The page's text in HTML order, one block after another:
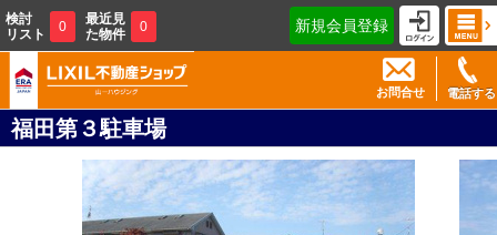
検討
リスト
0
最近見
た物件
0 新規会員登録
電話する
お問合せ
福田第３駐車場